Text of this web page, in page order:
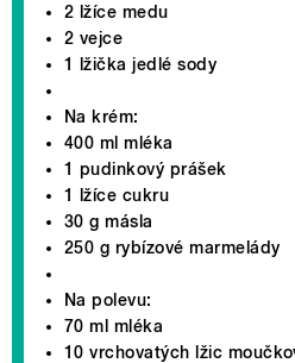
2 lžíce medu
2 vejce
1 lžička jedlé sody
Na krém:
400 ml mléka
1 pudinkový prášek
1 lžíce cukru
30 g másla
250 g rybízové marmelády
Na polevu:
70 ml mléka
10 vrchovatých lžic